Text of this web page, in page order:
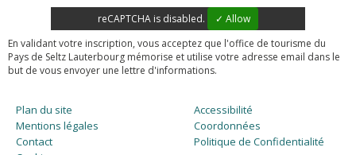
reCAPTCHA is disabled.
✓ Allow
En validant votre inscription, vous acceptez que l'office de tourisme du
Pays de Seltz Lauterbourg mémorise et utilise votre adresse email dans le
but de vous envoyer une lettre d'informations.
Plan du site
Accessibilité
Mentions légales
Coordonnées
Contact
Politique de Confidentialité